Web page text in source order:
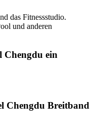
das Fitnessstudio.
und anderen
Chengdu ein
Chengdu Breitband